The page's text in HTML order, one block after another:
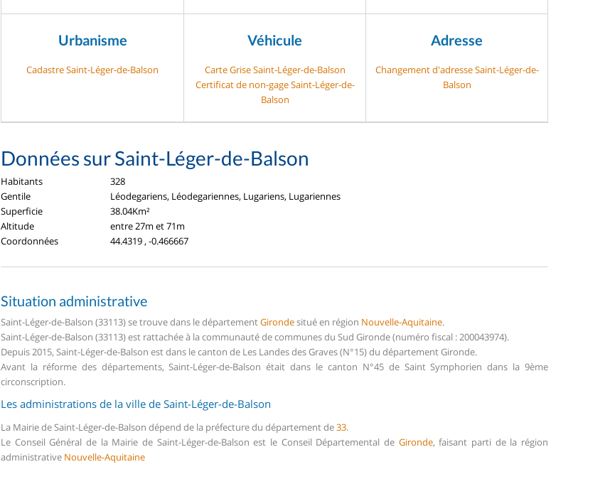
Urbanisme
Cadastre Saint-Léger-de-Balson
Véhicule
Carte Grise Saint-Léger-de-Balson
Certificat de non-gage Saint-Léger-de-
Balson
Adresse
Changement d'adresse Saint-Léger-de-
Balson
Données sur Saint-Léger-de-Balson
Habitants
328
Gentile
Léodegariens, Léodegariennes, Lugariens, Lugariennes
Superficie
38.04Km²
Altitude
entre 27m et 71m
Coordonnées
44.4319 , -0.466667
Situation administrative
Saint-Léger-de-Balson (33113) se trouve dans le départementGirondesitué en région Nouvelle-Aquitaine.
Saint-Léger-de-Balson (33113) est rattachée à la communauté de communes du Sud Gironde (numéro fiscal : 200043974).
Depuis 2015, Saint-Léger-de-Balson est dans le canton de Les Landes des Graves (N°15) du département Gironde.
Avant la réforme des départements, Saint-Léger-de-Balson était dans le canton N°45 de Saint Symphorien dans la 9ème
circonscription.
Les administrations de la ville de Saint-Léger-de-Balson
La Mairie de Saint-Léger-de-Balson dépend de la préfecture du département de33.
Le Conseil Général de la Mairie de Saint-Léger-de-Balson est le Conseil Départemental de Gironde, faisant parti de la région
administrative Nouvelle-Aquitaine